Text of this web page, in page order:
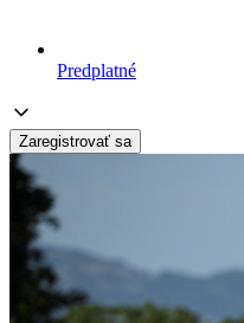
Predplatné
Zaregistrovať sa